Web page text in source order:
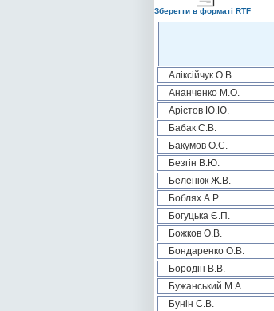
Зберегти в форматі RTF
Аліксійчук О.В.
Ананченко М.О.
Арістов Ю.Ю.
Бабак С.В.
Бакумов О.С.
Безгін В.Ю.
Беленюк Ж.В.
Боблях А.Р.
Богуцька Є.П.
Божков О.В.
Бондаренко О.В.
Бородін В.В.
Бужанський М.А.
Бунін С.В.